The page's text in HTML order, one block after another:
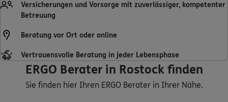
Nicht sicher, was Sie benötigen?
Versicherungen und Vorsorge mit zuverlässiger, kompetenter
Betreuung
Beratung vor Ort oder online
Vertrauensvolle Beratung in jeder Lebensphase
ERGO Berater in Rostock finden
Sie finden hier Ihren ERGO Berater in Ihrer Nähe.